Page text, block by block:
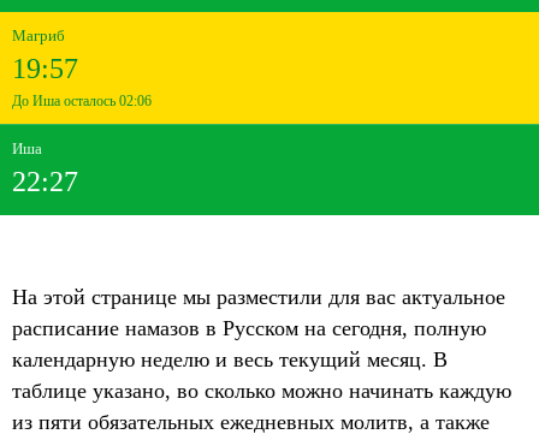
Магриб
19:57
До Иша осталось 02:06
Иша
22:27
На этой странице мы разместили для вас актуальное
расписание намазов в Русском на сегодня, полную
календарную неделю и весь текущий месяц. В
таблице указано, во сколько можно начинать каждую
из пяти обязательных ежедневных молитв, а также